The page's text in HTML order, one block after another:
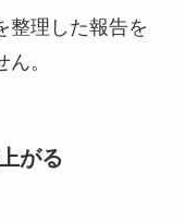
整理した報告を
。
がる